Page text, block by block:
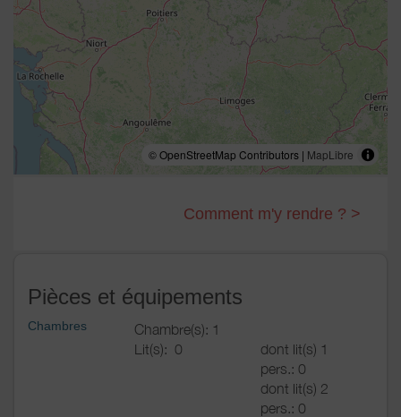
© OpenStreetMap Contributors | MapLibre
Comment m'y rendre ? >
Pièces et équipements
Chambres
Chambre(s): 1
Lit(s): 0
dont lit(s) 1
pers.: 0
dont lit(s) 2
pers.: 0